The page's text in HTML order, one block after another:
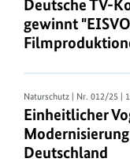
Deutsche TV-
gewinnt
Naturschutz | Nr. 012/25 |
Einheitlicher
Deutschland